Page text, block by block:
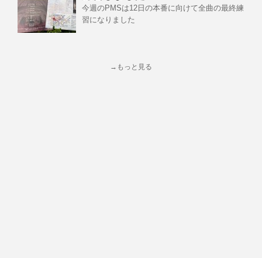
今週のPMSは12日の本番に向けて全曲の最終練
習になりました
→もっと見る